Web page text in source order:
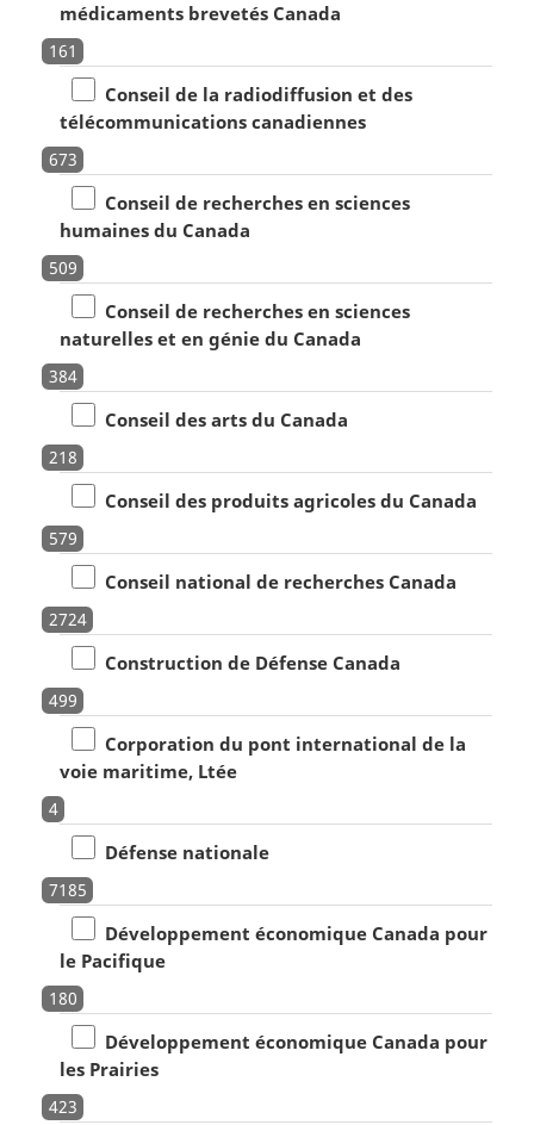
médicaments brevetés Canada
161
Conseil de la radiodiffusion et des
télécommunications canadiennes
673
Conseil de recherches en sciences
humaines du Canada
509
Conseil de recherches en sciences
naturelles et en génie du Canada
384
Conseil des arts du Canada
218
Conseil des produits agricoles du Canada
579
Conseil national de recherches Canada
2724
Construction de Défense Canada
499
Corporation du pont international de la
voie maritime, Ltée
4
Défense nationale
7185
Développement économique Canada pour
le Pacifique
180
Développement économique Canada pour
les Prairies
423